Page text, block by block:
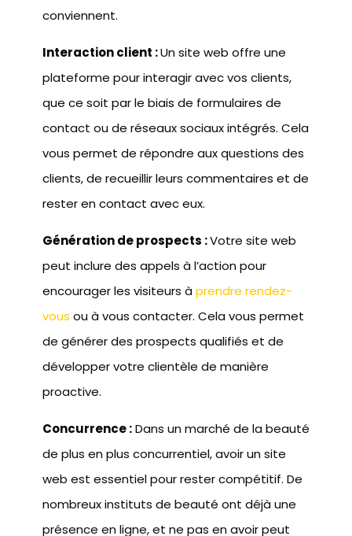
conviennent.
Interaction client :Un site web offre une
plateforme pour interagir avec vos clients,
que ce soit par le biais de formulaires de
contact ou de réseaux sociaux intégrés. Cela
vous permet de répondre aux questions des
clients, de recueillir leurs commentaires et de
rester en contact avec eux.
Génération de prospects :Votre site web
peut inclure des appels à l’action pour
encourager les visiteurs àprendre rendez-
vous ou à vous contacter. Cela vous permet
de générer des prospects qualifiés et de
développer votre clientèle de manière
proactive.
Concurrence :Dans un marché de la beauté
de plus en plus concurrentiel, avoir un site
web est essentiel pour rester compétitif. De
nombreux instituts de beauté ont déjà une
présence en ligne, et ne pas en avoir peut